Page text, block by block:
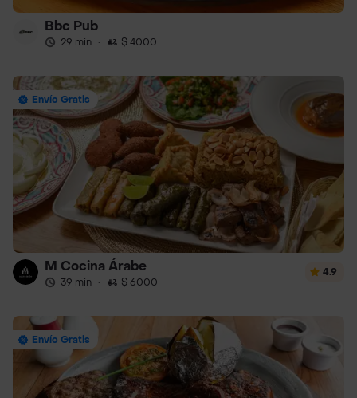
Bbc Pub
29 min · $ 4000
Envío Gratis
M Cocina Árabe
39 min · $ 6000
4.9
Envío Gratis